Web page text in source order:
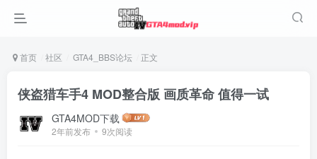
首页 社区 GTA4_BBS论坛 正文
侠盗猎车手4 MOD整合版 画质革命 值得一试
GTA4MOD下载
2年前发布 9次阅读